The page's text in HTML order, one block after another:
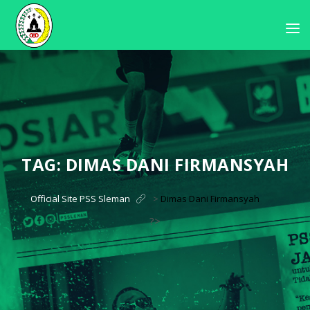
TAG: DIMAS DANI FIRMANSYAH
Official Site PSS Sleman > Dimas Dani Firmansyah
?>